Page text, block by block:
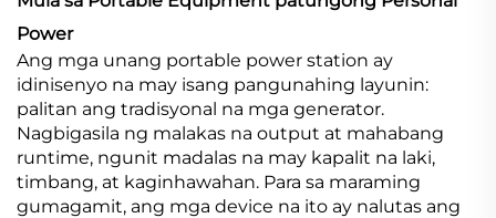
Power
Ang mga unang portable power station ay
idinisenyo na may isang pangunahing layunin:
palitan ang tradisyonal na mga generator.
Nagbigasila ng malakas na output at mahabang
runtime, ngunit madalas na may kapalit na laki,
timbang, at kaginhawahan. Para sa maraming
gumagamit, ang mga device na ito ay nalutas ang